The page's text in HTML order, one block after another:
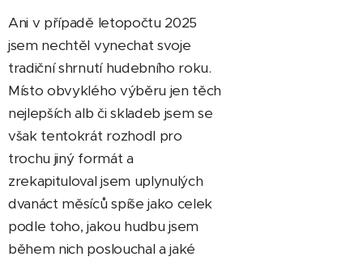
Ani v případě letopočtu 2025
jsem nechtěl vynechat svoje
tradiční shrnutí hudebního roku.
Místo obvyklého výběru jen těch
nejlepších alb či skladeb jsem se
však tentokrát rozhodl pro
trochu jiný formát a
zrekapituloval jsem uplynulých
dvanáct měsíců spíše jako celek
podle toho, jakou hudbu jsem
během nich poslouchal a jaké